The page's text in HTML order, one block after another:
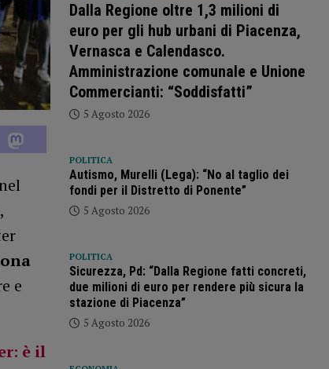
e
è il
Dalla Regione oltre 1,3 milioni di
euro per gli hub urbani di Piacenza,
Vernasca e Calendasco.
Amministrazione comunale e Unione
Commercianti: “Soddisfatti”
5 Agosto 2026
POLITICA
Autismo, Murelli (Lega): “No al taglio dei
fondi per il Distretto di Ponente”
5 Agosto 2026
POLITICA
Sicurezza, Pd: “Dalla Regione fatti concreti,
due milioni di euro per rendere più sicura la
stazione di Piacenza”
5 Agosto 2026